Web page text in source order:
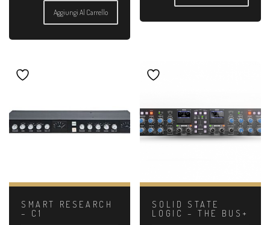
Aggiungi Al Carrello
SMART RESEARCH
– C1
SOLID STATE
LOGIC – THE BUS+